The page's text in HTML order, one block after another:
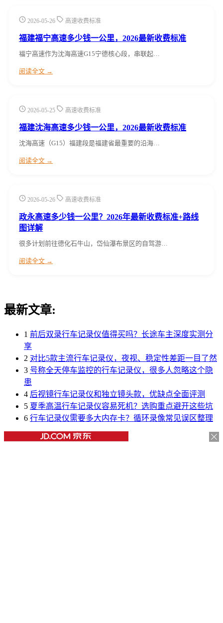
2026-05-26 高速收费标准
福建福宁高速多少钱一公里，2026最新收费标准
福宁高速作为沈海高速G15宁德核心段，串联起…
阅读全文 →
2026-05-25 高速收费标准
福建沈海高速多少钱一公里，2026最新收费标准
沈海高速（G15）福建段是福建省最重要的沿海…
阅读全文 →
2026-05-26 高速收费标准
政永高速多少钱一公里？2026年最新收费标准+路线
图详解
很多计划前往德化石牛山，岱仙瀑布景区的自驾游…
阅读全文 →
最新文章:
1 前后双录行车记录仪值得买吗？长途车主深度实测分
享
2 对比5款主流行车记录仪，夜视、稳定性差距一目了然
3 号称全天停车监控的行车记录仪，很多人忽略这个隐
患
4 后视镜行车记录仪和独立镜头款，优缺点全面评测
5 夏季高温行车记录仪容易死机？选购重点避开这些坑
6 行车记录仪需要多大内存卡？循环录像常见误区整理